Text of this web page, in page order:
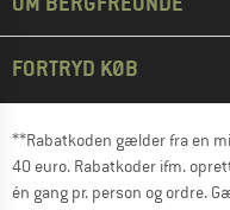
FORTRYD KØB
**Rabatkoden gælder fra en
40 euro. Rabatkoder ifm.
én gang pr. person og ordre.